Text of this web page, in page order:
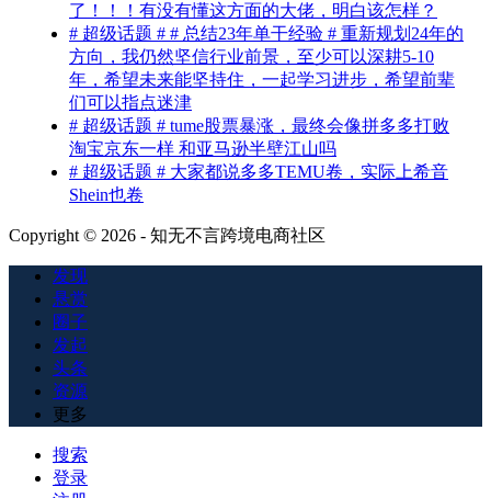
了！！！有没有懂这方面的大佬，明白该怎样？
# 超级话题 # # 总结23年单干经验 # 重新规划24年的
方向，我仍然坚信行业前景，至少可以深耕5-10
年，希望未来能坚持住，一起学习进步，希望前辈
们可以指点迷津
# 超级话题 # tume股票暴涨，最终会像拼多多打败
淘宝京东一样 和亚马逊半壁江山吗
# 超级话题 # 大家都说多多TEMU卷，实际上希音
Shein也卷
Copyright © 2026 - 知无不言跨境电商社区
发现
悬赏
圈子
发起
头条
资源
更多
搜索
登录